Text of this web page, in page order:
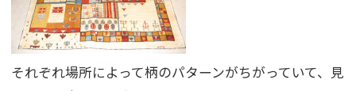
それぞれ場所によって柄のパターンがちがっていて、見